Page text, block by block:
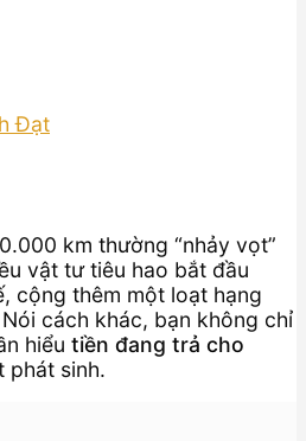
Đạt
km thường “nhảy vọt”
vật tư tiêu hao bắt đầu
cộng thêm một loạt hạng
cách khác, bạn không chỉ
hiểu tiền đang trả cho
phát sinh.